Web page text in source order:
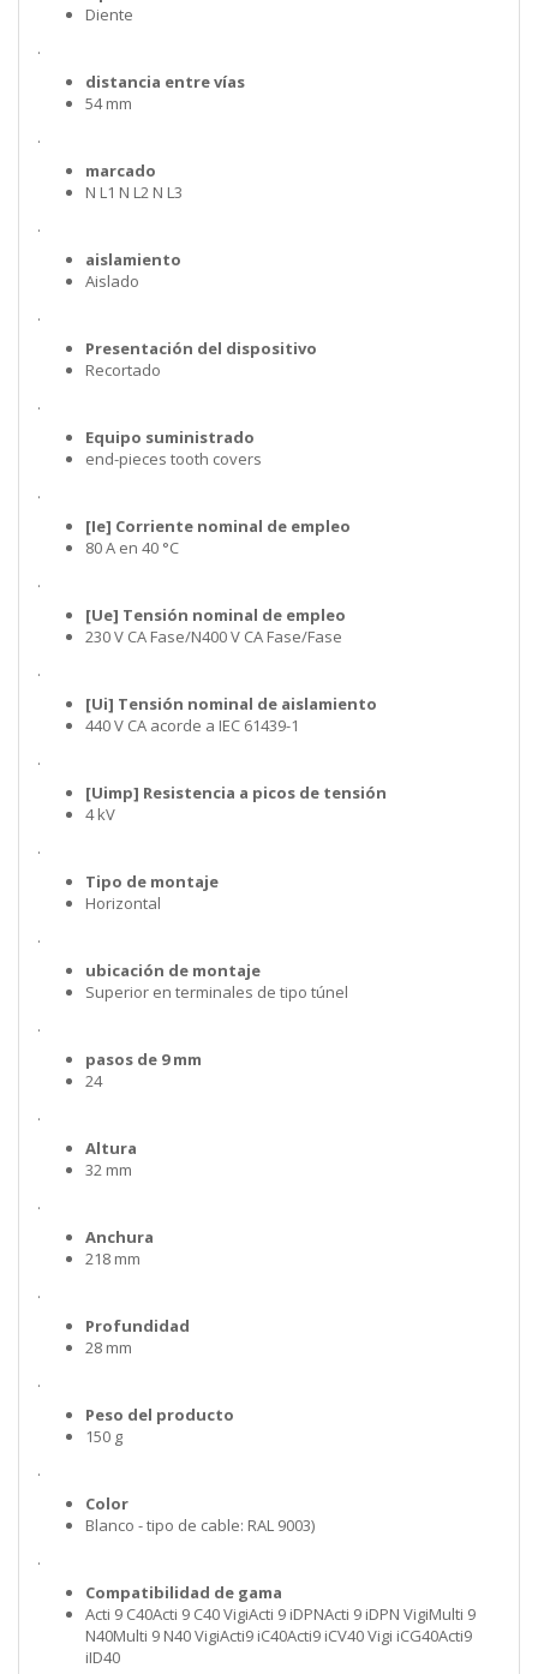
Diente
.
distancia entre vías
54 mm
.
marcado
N L1 N L2 N L3
.
aislamiento
Aislado
.
Presentación del dispositivo
Recortado
.
Equipo suministrado
end-pieces tooth covers
.
[Ie] Corriente nominal de empleo
80 A en 40 °C
.
[Ue] Tensión nominal de empleo
230 V CA Fase/N400 V CA Fase/Fase
.
[Ui] Tensión nominal de aislamiento
440 V CA acorde a IEC 61439-1
.
[Uimp] Resistencia a picos de tensión
4 kV
.
Tipo de montaje
Horizontal
.
ubicación de montaje
Superior en terminales de tipo túnel
.
pasos de 9 mm
24
.
Altura
32 mm
.
Anchura
218 mm
.
Profundidad
28 mm
.
Peso del producto
150 g
.
Color
Blanco - tipo de cable: RAL 9003)
.
Compatibilidad de gama
Acti 9 C40Acti 9 C40 VigiActi 9 iDPNActi 9 iDPN VigiMulti 9
N40Multi 9 N40 VigiActi9 iC40Acti9 iCV40 Vigi iCG40Acti9
iID40